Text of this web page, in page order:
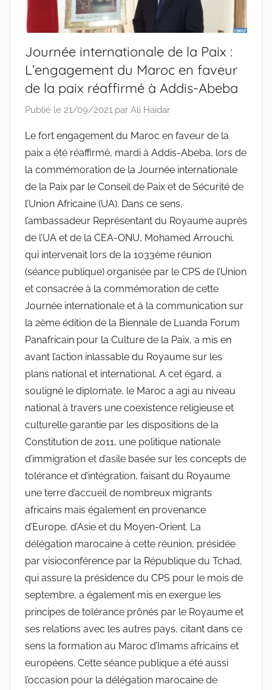
Journée internationale de la Paix :
L’engagement du Maroc en faveur
de la paix réaffirmé à Addis-Abeba
Publié le 21/09/2021 par Ali Haidar
Le fort engagement du Maroc en faveur de la
paix a été réaffirmé, mardi à Addis-Abeba, lors de
la commémoration de la Journée internationale
de la Paix par le Conseil de Paix et de Sécurité de
l’Union Africaine (UA). Dans ce sens,
l’ambassadeur Représentant du Royaume auprès
de l’UA et de la CEA-ONU, Mohamed Arrouchi,
qui intervenait lors de la 1033ème réunion
(séance publique) organisée par le CPS de l’Union
et consacrée à la commémoration de cette
Journée internationale et à la communication sur
la 2ème édition de la Biennale de Luanda Forum
Panafricain pour la Culture de la Paix, a mis en
avant l’action inlassable du Royaume sur les
plans national et international. A cet égard, a
souligné le diplomate, le Maroc a agi au niveau
national à travers une coexistence religieuse et
culturelle garantie par les dispositions de la
Constitution de 2011, une politique nationale
d’immigration et d’asile basée sur les concepts de
tolérance et d’intégration, faisant du Royaume
une terre d’accueil de nombreux migrants
africains mais également en provenance
d’Europe, d’Asie et du Moyen-Orient. La
délégation marocaine à cette réunion, présidée
par visioconférence par la République du Tchad,
qui assure la présidence du CPS pour le mois de
septembre, a également mis en exergue les
principes de tolérance prônés par le Royaume et
ses relations avec les autres pays, citant dans ce
sens la formation au Maroc d’Imams africains et
européens. Cette séance publique a été aussi
l’occasion pour la délégation marocaine de